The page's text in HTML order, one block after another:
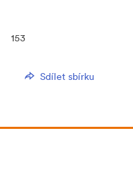
153
Sdílet sbírku